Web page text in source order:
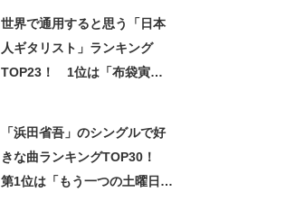
世界で通用すると思う「日本
人ギタリスト」ランキング
TOP23！ 1位は「布袋寅
「浜田省吾」のシングルで好
きな曲ランキングTOP30！
第1位は「もう一つの土曜日」